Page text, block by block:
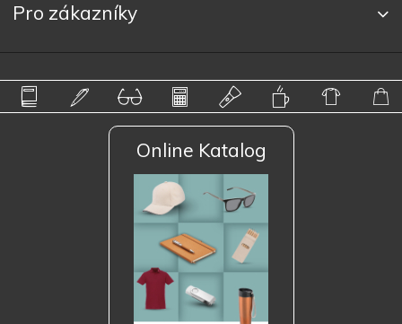
Pro zákazníky
Online Katalog